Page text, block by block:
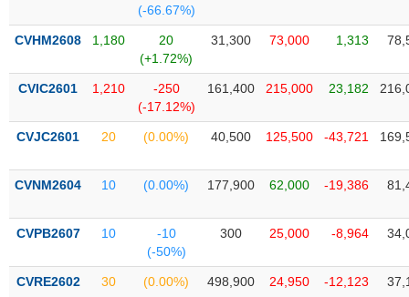
Phân
kỹ
thuật
Hồ
sơ
nghiệp
tức
kiện
(-66.67%)
CVHM2608 1,180
20
(+1.72%)
31,300 73,000 1,313
CVIC2601 1,210
-250
(-17.12%)
161,400 215,000 23,182
CVJC2601 20 (0.00%) 40,500 125,500 -43,721
CVNM2604 10 (0.00%) 177,900 62,000 -19,386
CVPB2607 10
-10
(-50%)
300 25,000 -8,964
CVRE2602 30 (0.00%) 498,900 24,950 -12,123
LƯỢNG
NGUYÊN
LIỆU
NGHIỆP